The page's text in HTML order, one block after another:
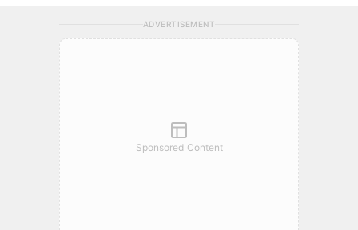
ADVERTISEMENT
Sponsored Content